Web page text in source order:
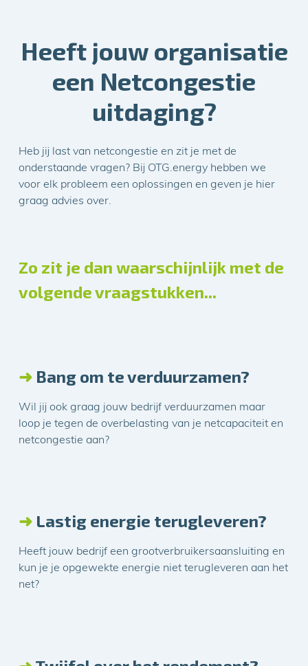
Heeft jouw organisatie
een Netcongestie
uitdaging?
Heb jij last van netcongestie en zit je met de
onderstaande vragen? Bij OTG.energy hebben we
voor elk probleem een oplossingen en geven je hier
graag advies over.
Zo zit je dan waarschijnlijk met de
volgende vraagstukken...
➜ Bang om te verduurzamen?
Wil jij ook graag jouw bedrijf verduurzamen maar
loop je tegen de overbelasting van je netcapaciteit en
netcongestie aan?
➜ Lastig energie terugleveren?
Heeft jouw bedrijf een grootverbruikersaansluiting en
kun je je opgewekte energie niet terugleveren aan het
net?